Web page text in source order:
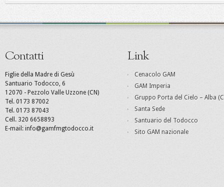
Contatti
Figlie della Madre di Gesù
Santuario Todocco, 6
12070 - Pezzolo Valle Uzzone (CN)
Tel. 0173 87002
Tel. 0173 87043
Cell. 320 6658893
E-mail: info@gamfmgtodocco.it
Link
Cenacolo GAM
GAM Imperia
Gruppo Porta del Cielo – Alba
Santa Sede
Santuario del Todocco
Sito GAM nazionale